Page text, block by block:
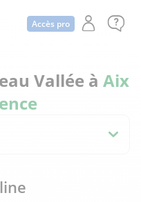
Accès pro
Vallée à Aix